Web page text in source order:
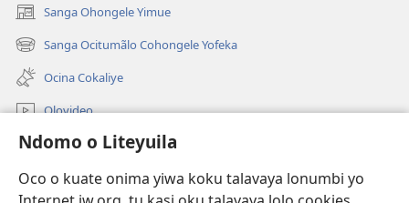
Ndomo o Liteyuila
Oco o kuate onima yiwa koku talavaya lonumbi yo
Sanga Ohongele Yimue
(yikula
onjanela
yokaliye)
Sanga Ocitumãlo Cohongele Yofeka
(yikula
onjanela
yokaliye)
Ocina Cokaliye
Olovideo
Videos with Audio Descriptions
Sandiliya